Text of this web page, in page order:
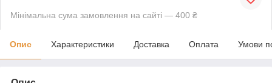
Мінімальна сума замовлення на сайті — 400 ₴
Опис Характеристики Доставка Оплата Умови